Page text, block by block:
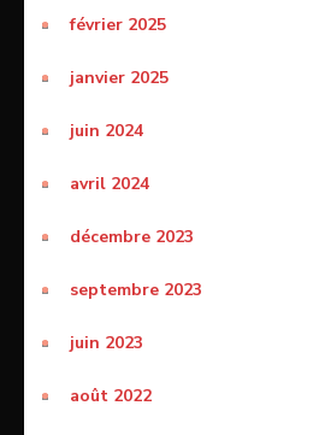
février 2025
janvier 2025
juin 2024
avril 2024
décembre 2023
septembre 2023
juin 2023
août 2022